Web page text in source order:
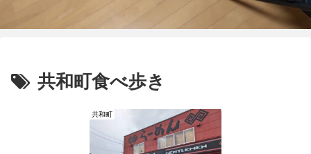
共和町食べ歩き
共和町